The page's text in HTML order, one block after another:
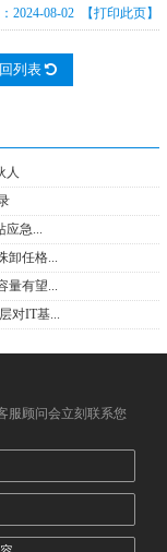
2024-08-02 【打印此页】
列表
人
急...
任格...
有望...
对IT基...
服顾问会立刻联系您